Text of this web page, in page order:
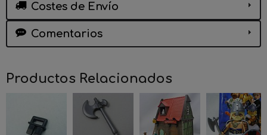
Costes de Envío
Comentarios
Productos Relacionados